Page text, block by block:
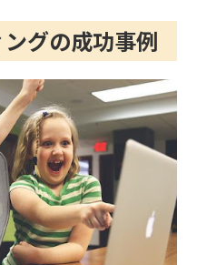
グの成功事例